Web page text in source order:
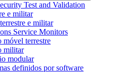
Test and Validation
e militar
e militar
Service Monitors
móvel terrestre
militar
modular
definidos por software